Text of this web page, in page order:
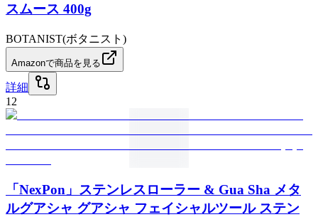
スムース 400g
BOTANIST(ボタニスト)
Amazonで商品を見る
詳細
12
「NexPon」ステンレスローラー & Gua Sha メタ
ルグアシャ グアシャ フェイシャルツール ステン